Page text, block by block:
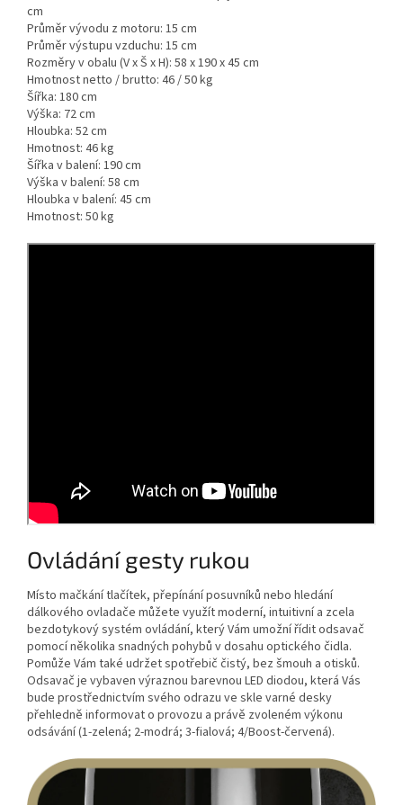
cm
Průměr vývodu z motoru: 15 cm
Průměr výstupu vzduchu: 15 cm
Rozměry v obalu (V x Š x H): 58 x 190 x 45 cm
Hmotnost netto / brutto: 46 / 50 kg
Šířka: 180 cm
Výška: 72 cm
Hloubka: 52 cm
Hmotnost: 46 kg
Šířka v balení: 190 cm
Výška v balení: 58 cm
Hloubka v balení: 45 cm
Hmotnost: 50 kg
Ovládání gesty rukou
Místo mačkání tlačítek, přepínání posuvníků nebo hledání
dálkového ovladače můžete využít moderní, intuitivní a zcela
bezdotykový systém ovládání, který Vám umožní řídit odsavač
pomocí několika snadných pohybů v dosahu optického čidla.
Pomůže Vám také udržet spotřebič čistý, bez šmouh a otisků.
Odsavač je vybaven výraznou barevnou LED diodou, která Vás
bude prostřednictvím svého odrazu ve skle varné desky
přehledně informovat o provozu a právě zvoleném výkonu
odsávání (1-zelená; 2-modrá; 3-fialová; 4/Boost-červená).